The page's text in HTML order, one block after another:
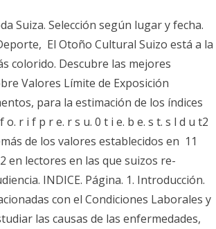
Suiza. Selección según lugar y fecha.
El Otoño Cultural Suizo está a la
colorido. Descubre las mejores
Valores Límite de Exposición
para la estimación de los índices
o. r i f p r e. r s u. 0 t i e. b e. s t. s l d u t2
de los valores establecidos en 11
en lectores en las que suizos re-
INDICE. Página. 1. Introducción.
con el Condiciones Laborales y
las causas de las enfermedades,